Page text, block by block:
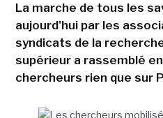
La marche de tous les
aujourd'hui par les
syndicats de la
supérieur a rassemblé
chercheurs rien que sur